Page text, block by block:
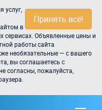
Принять всё!
услуг,
в
сервисах. Объявленные цены и
работы сайта
необязательные — с вашего
вы соглашаетесь с
согласны, пожалуйста,